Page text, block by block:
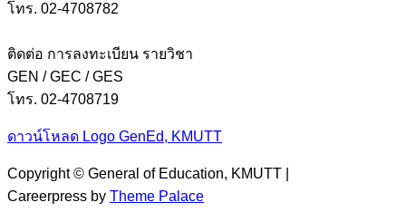
โทร. 02-4708782
ติดต่อ การลงทะเบียน รายวิชา
GEN / GEC / GES
โทร. 02-4708719
ดาวน์โหลด Logo GenEd, KMUTT
Copyright © General of Education, KMUTT |
Careerpress by Theme Palace